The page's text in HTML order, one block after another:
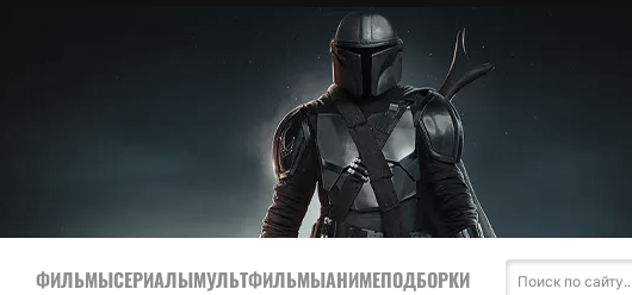
ФИЛЬМЫСЕРИАЛЫМУЛЬТФИЛЬМЫАНИМЕПОДБОРКИ